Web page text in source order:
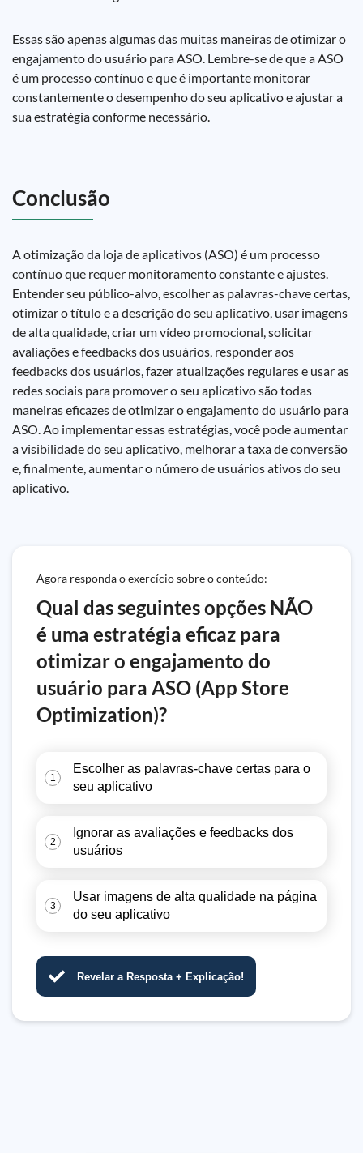
Essas são apenas algumas das muitas maneiras de otimizar o
engajamento do usuário para ASO. Lembre-se de que a ASO
é um processo contínuo e que é importante monitorar
constantemente o desempenho do seu aplicativo e ajustar a
sua estratégia conforme necessário.
Conclusão
A otimização da loja de aplicativos (ASO) é um processo
contínuo que requer monitoramento constante e ajustes.
Entender seu público-alvo, escolher as palavras-chave certas,
otimizar o título e a descrição do seu aplicativo, usar imagens
de alta qualidade, criar um vídeo promocional, solicitar
avaliações e feedbacks dos usuários, responder aos
feedbacks dos usuários, fazer atualizações regulares e usar as
redes sociais para promover o seu aplicativo são todas
maneiras eficazes de otimizar o engajamento do usuário para
ASO. Ao implementar essas estratégias, você pode aumentar
a visibilidade do seu aplicativo, melhorar a taxa de conversão
e, finalmente, aumentar o número de usuários ativos do seu
aplicativo.
Agora responda o exercício sobre o conteúdo:
Qual das seguintes opções NÃO
é uma estratégia eficaz para
otimizar o engajamento do
usuário para ASO (App Store
Optimization)?
1
Escolher as palavras-chave certas para o
seu aplicativo
2
Ignorar as avaliações e feedbacks dos
usuários
3
Usar imagens de alta qualidade na página
do seu aplicativo
Revelar a Resposta + Explicação!